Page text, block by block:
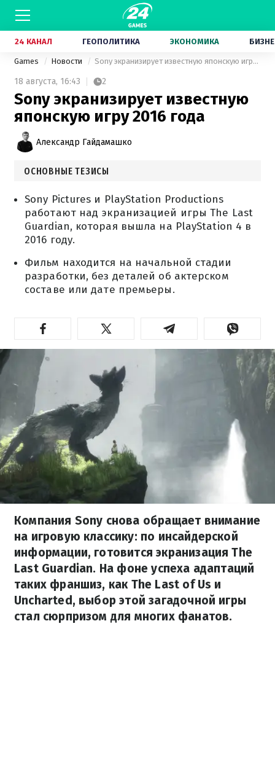
24 КАНАЛ ГЕОПОЛИТИКА ЭКОНОМИКА
Games Новости Sony экранизирует известную японскую игру 2016 года
18 августа, 16:43 2
Sony экранизирует известную
японскую игру 2016 года
Александр Гайдамашко
ОСНОВНЫЕ ТЕЗИСЫ
Sony Pictures и PlayStation Productions
работают над экранизацией игры The Last
Guardian, которая вышла на PlayStation 4 в
2016 году.
Фильм находится на начальной стадии
разработки, без деталей об актерском
составе или дате премьеры.
Компания Sony снова обращает внимание
на игровую классику: по инсайдерской
информации, готовится экранизация The
Last Guardian. На фоне успеха адаптаций
таких франшиз, как The Last of Us и
Uncharted, выбор этой загадочной игры
стал сюрпризом для многих фанатов.